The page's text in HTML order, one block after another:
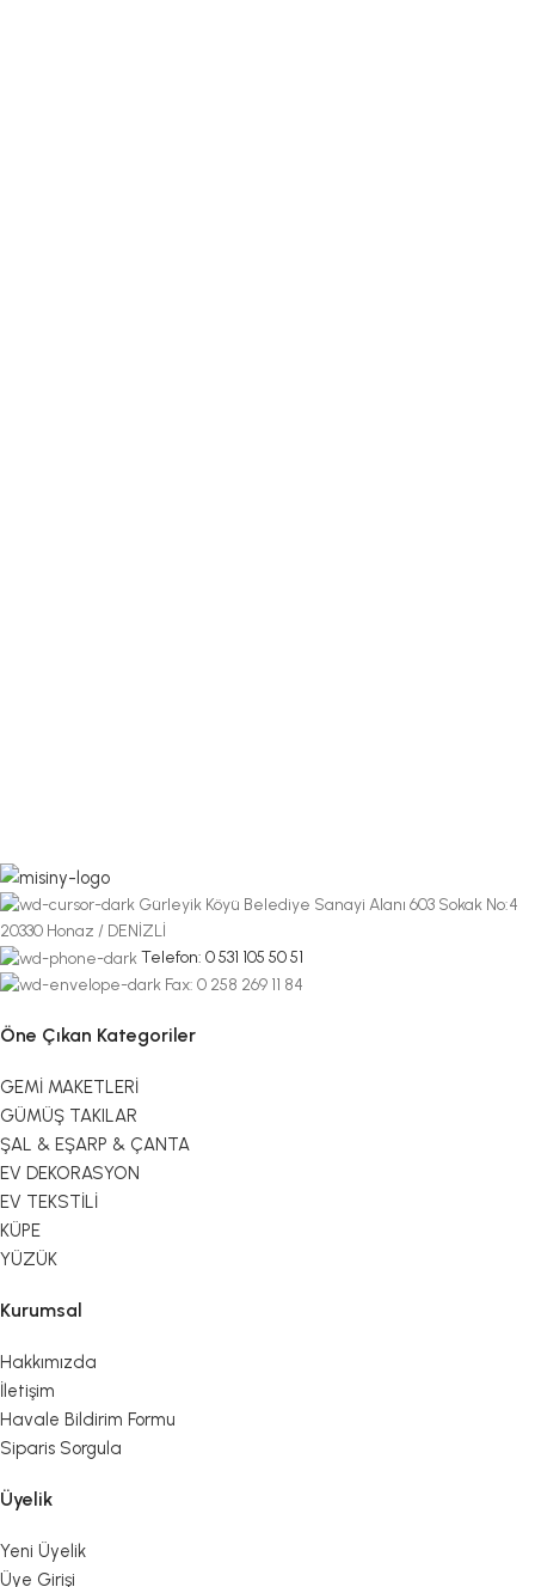
Gürleyik Köyü Belediye Sanayi Alanı 603 Sokak No:4
20330 Honaz / DENİZLİ
Telefon: 0 531 105 50 51
Fax: 0 258 269 11 84
Öne Çıkan Kategoriler
GEMİ MAKETLERİ
GÜMÜŞ TAKILAR
ŞAL & EŞARP & ÇANTA
EV DEKORASYON
EV TEKSTİLİ
KÜPE
YÜZÜK
Kurumsal
Hakkımızda
İletişim
Havale Bildirim Formu
Siparis Sorgula
Üyelik
Yeni Üyelik
Üye Girişi